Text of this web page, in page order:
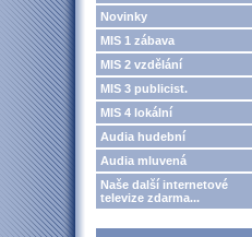
Novinky
MIS 1 zábava
MIS 2 vzdělání
MIS 3 publicist.
MIS 4 lokální
Audia hudební
Audia mluvená
Naše další internetové
televize zdarma...